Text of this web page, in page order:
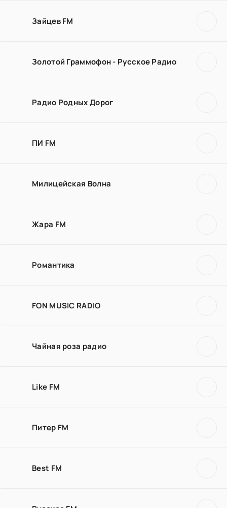
Зайцев FM
Золотой Граммофон - Русское Радио
Радио Родных Дорог
ПИ FM
Милицейская Волна
Жара FM
Романтика
FON MUSIC RADIO
Чайная роза радио
Like FM
Питер FM
Best FM